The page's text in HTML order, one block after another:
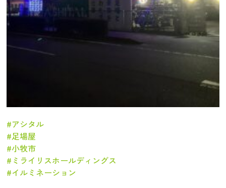
#アシタル
#足場屋
#小牧市
#ミライリスホールディングス
#イルミネーション